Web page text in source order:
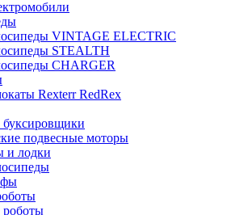
VINTAGE ELECTRIC
STEALTH
CHARGER
Rexterr RedRex
подвесные моторы
и лодки